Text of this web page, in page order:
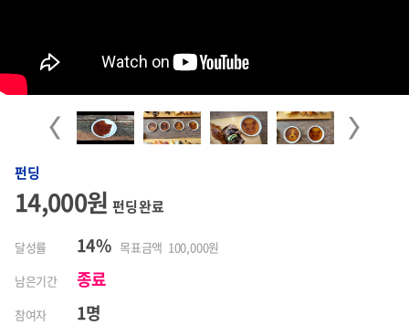
Previous Next
펀딩
14,000원펀딩 완료
달성률 14% 목표금액 100,000원
남은기간
종료
참여자 1명